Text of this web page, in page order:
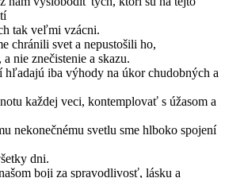
tak veľmi vzácni.
chránili svet a nepustošili ho,
nie znečistenie a skazu.
hľadajú iba výhody na úkor chudobných a
každej veci, kontemplovať s úžasom a
nekonečnému svetlu sme hlboko spojení
dni.
boji za spravodlivosť, lásku a